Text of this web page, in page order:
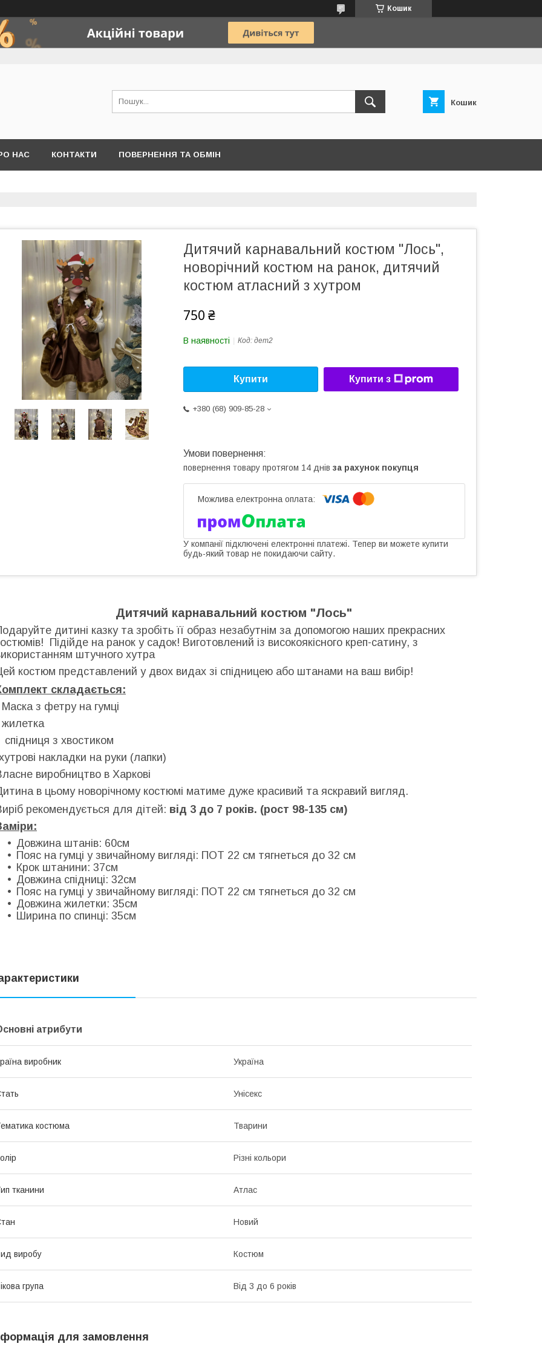
Кошик
Кошик
НАС КОНТАКТИ ПОВЕРНЕННЯ ТА ОБМІН
Дитячий карнавальний костюм "Лось",
новорічний костюм на ранок, дитячий
костюм атласний з хутром
750 ₴
В наявності Код: дет2
Купити Купити з
+380 (68) 909-85-28
повернення товару протягом 14 днів за рахунок покупця
У компанії підключені електронні платежі. Тепер ви можете купити
будь-який товар не покидаючи сайту.
Дитячий карнавальний костюм "Лось"
дитині казку та зробіть її образ незабутнім за допомогою наших прекрасних
Підійде на ранок у садок! Виготовлений із високоякісного креп-сатину, з
штучного хутра
костюм представлений у двох видах зі спідницею або штанами на ваш вибір!
складається:
з фетру на гумці
з хвостиком
накладки на руки (лапки)
виробництво в Харкові
в цьому новорічному костюмі матиме дуже красивий та яскравий вигляд.
рекомендується для дітей: від 3 до 7 років. (рост 98-135 см)
Довжина штанів: 60см
Пояс на гумці у звичайному вигляді: ПОТ 22 см тягнеться до 32 см
Крок штанини: 37см
Довжина спідниці: 32см
Пояс на гумці у звичайному вигляді: ПОТ 22 см тягнеться до 32 см
Довжина жилетки: 35см
Ширина по спинці: 35см
атрибути
виробник Україна
Унісекс
костюма Тварини
Різні кольори
тканини Атлас
Новий
виробу Костюм
група Від 3 до 6 років
для замовлення